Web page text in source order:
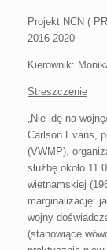
Projekt NCN (
2016-2020
Kierownik:
Streszczenie
„Nie idę na
Carlson Evans,
(VWMP),
służbę około 11
wietnamskiej
marginalizację:
wojny
(stanowiące